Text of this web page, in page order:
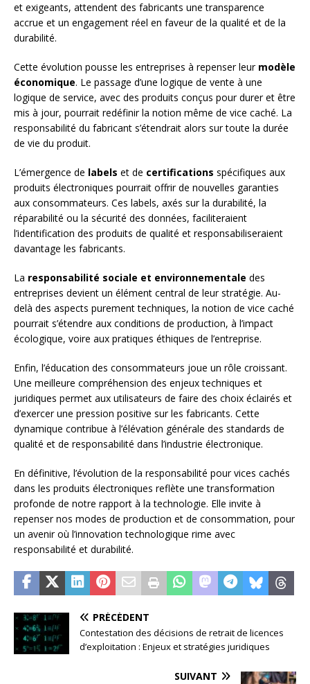
et exigeants, attendent des fabricants une transparence
accrue et un engagement réel en faveur de la qualité et de la
durabilité.
Cette évolution pousse les entreprises à repenser leur modèle
économique. Le passage d’une logique de vente à une
logique de service, avec des produits conçus pour durer et être
mis à jour, pourrait redéfinir la notion même de vice caché. La
responsabilité du fabricant s’étendrait alors sur toute la durée
de vie du produit.
L’émergence de labels et de certifications spécifiques aux
produits électroniques pourrait offrir de nouvelles garanties
aux consommateurs. Ces labels, axés sur la durabilité, la
réparabilité ou la sécurité des données, faciliteraient
l’identification des produits de qualité et responsabiliseraient
davantage les fabricants.
La responsabilité sociale et environnementale des
entreprises devient un élément central de leur stratégie. Au-
delà des aspects purement techniques, la notion de vice caché
pourrait s’étendre aux conditions de production, à l’impact
écologique, voire aux pratiques éthiques de l’entreprise.
Enfin, l’éducation des consommateurs joue un rôle croissant.
Une meilleure compréhension des enjeux techniques et
juridiques permet aux utilisateurs de faire des choix éclairés et
d’exercer une pression positive sur les fabricants. Cette
dynamique contribue à l’élévation générale des standards de
qualité et de responsabilité dans l’industrie électronique.
En définitive, l’évolution de la responsabilité pour vices cachés
dans les produits électroniques reflète une transformation
profonde de notre rapport à la technologie. Elle invite à
repenser nos modes de production et de consommation, pour
un avenir où l’innovation technologique rime avec
responsabilité et durabilité.
PRÉCÉDENT
Contestation des décisions de retrait de licences
d’exploitation : Enjeux et stratégies juridiques
SUIVANT